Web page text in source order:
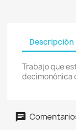
Descripción
Trabajo que
decimonónica